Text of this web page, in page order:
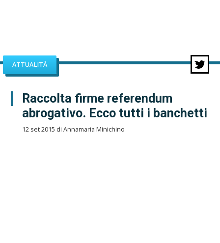
ATTUALITÀ
Raccolta firme referendum
abrogativo. Ecco tutti i banchetti
12 set 2015 di Annamaria Minichino